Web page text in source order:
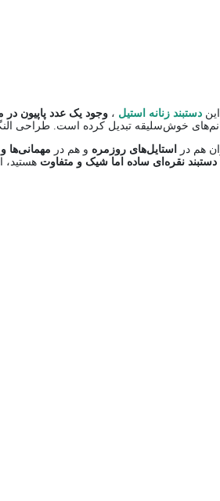
دستبند زنانه استیل ،وجود یک عدد پاپیون در
خوش‌سلیقه تبدیل کرده است. طراحی
هم در استایل‌های روزمره و هم در
دستبند نقره‌ای ساده اما شیک و متفاوت هستید،